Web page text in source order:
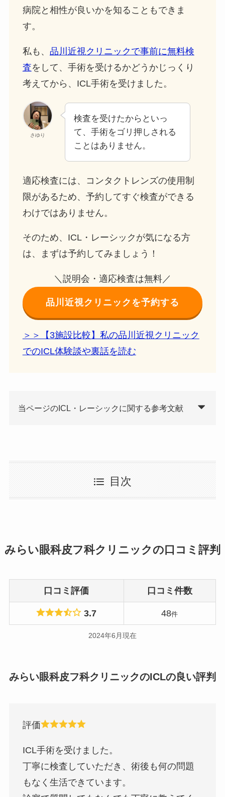
病院と相性が良いかを知ることもできま
す。
私も、 品川近視クリニックで事前に無料検
査をして、手術を受けるかどうかじっくり
考えてから、ICL手術を受けました。
さゆり
検査を受けたからといっ
て、手術をゴリ押しされる
ことはありません。
適応検査には、コンタクトレンズの使用制
限があるため、予約してすぐ検査ができる
わけではありません。
そのため、ICL・レーシックが気になる方
は、まずは予約してみましょう！
＼説明会・適応検査は無料／
品川近視クリニックを予約する
＞＞【3施設比較】私の品川近視クリニック
でのICL体験談や裏話を読む
当ページのICL・レーシックに関する参考文献
目次
みらい眼科皮フ科クリニックの口コミ評判
口コミ評価 口コミ件数
3.7 48件
2024年6月現在
みらい眼科皮フ科クリニックのICLの良い評判
評価
ICL手術を受けました。
丁寧に検査していただき、術後も何の問題
もなく生活できています。